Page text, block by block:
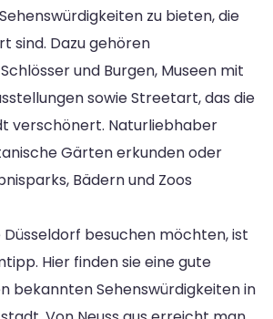
zu bieten, die
sind. Dazu gehören
und Burgen, Museen mit
sowie Streetart, das die
verschönert. Naturliebhaber
Gärten erkunden oder
Bädern und Zoos
Düsseldorf besuchen möchten, ist
Hier finden sie eine gute
bekannten Sehenswürdigkeiten in